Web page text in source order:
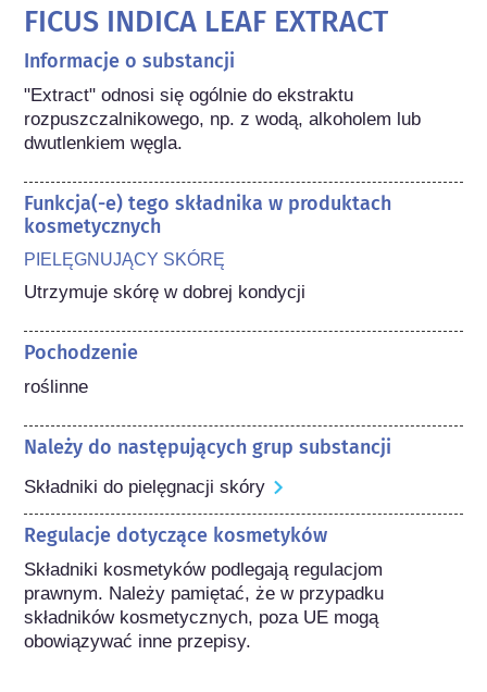
FICUS INDICA LEAF EXTRACT
Informacje o substancji
"Extract" odnosi się ogólnie do ekstraktu
rozpuszczalnikowego, np. z wodą, alkoholem lub
dwutlenkiem węgla.
Funkcja(-e) tego składnika w produktach
kosmetycznych
PIELĘGNUJĄCY SKÓRĘ
Utrzymuje skórę w dobrej kondycji
Pochodzenie
roślinne
Należy do następujących grup substancji
Składniki do pielęgnacji skóry
Regulacje dotyczące kosmetyków
Składniki kosmetyków podlegają regulacjom
prawnym. Należy pamiętać, że w przypadku
składników kosmetycznych, poza UE mogą
obowiązywać inne przepisy.